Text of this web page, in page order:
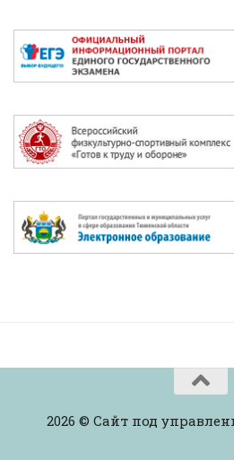
2026 © Сайт под